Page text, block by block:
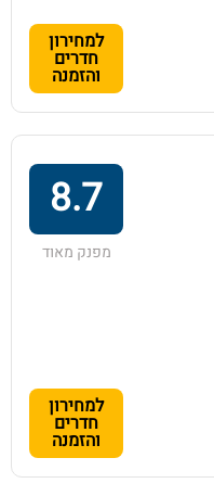
למחירון
חדרים
והזמנה
8.7
מפנק מאוד
למחירון
חדרים
והזמנה